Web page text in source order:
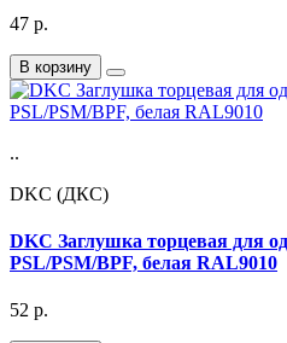
47 р.
В корзину
..
DKC (ДКС)
DKC Заглушка торцевая для
PSL/PSM/BPF, белая RAL9010
52 р.